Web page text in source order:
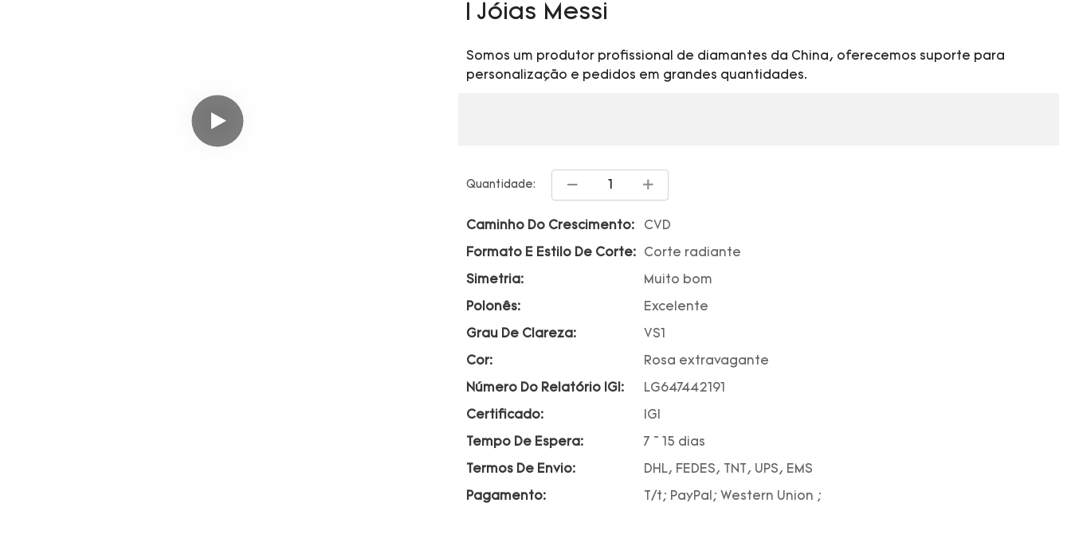
| Jóias Messi
Somos um produtor profissional de diamantes da China, oferecemos suporte para
personalização e pedidos em grandes quantidades.
Quantidade:
Caminho Do Crescimento: CVD
Formato E Estilo De Corte: Corte radiante
Simetria: Muito bom
Polonês: Excelente
Grau De Clareza: VS1
Cor: Rosa extravagante
Número Do Relatório IGI: LG647442191
Certificado: IGI
Tempo De Espera: 7 ~ 15 dias
Termos De Envio: DHL, FEDES, TNT, UPS, EMS
Pagamento: T/t; PayPal; Western Union ;